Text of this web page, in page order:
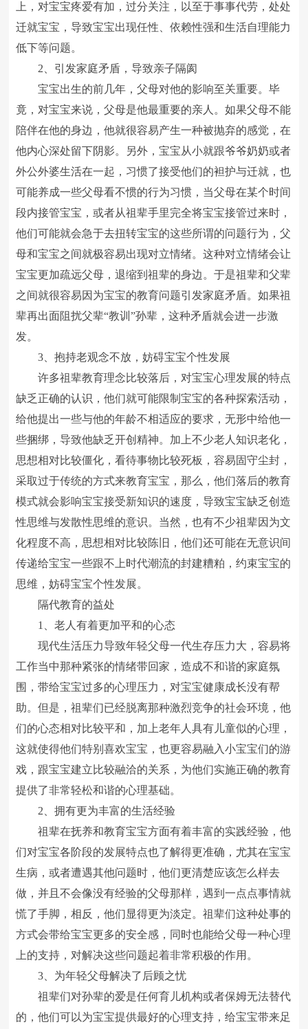
上，对宝宝疼爱有加，过分关注，以至于事事代劳，处处
迁就宝宝，导致宝宝出现任性、依赖性强和生活自理能力
低下等问题。
2、引发家庭矛盾，导致亲子隔阂
宝宝出生的前几年，父母对他的影响至关重要。毕
竟，对宝宝来说，父母是他最重要的亲人。如果父母不能
陪伴在他的身边，他就很容易产生一种被抛弃的感觉，在
他内心深处留下阴影。另外，宝宝从小就跟爷爷奶奶或者
外公外婆生活在一起，习惯了接受他们的袒护与迁就，也
可能养成一些父母看不惯的行为习惯，当父母在某个时间
段内接管宝宝，或者从祖辈手里完全将宝宝接管过来时，
他们可能就会急于去扭转宝宝的这些所谓的问题行为，父
母和宝宝之间就极容易出现对立情绪。这种对立情绪会让
宝宝更加疏远父母，退缩到祖辈的身边。于是祖辈和父辈
之间就很容易因为宝宝的教育问题引发家庭矛盾。如果祖
辈再出面阻扰父辈“教训”孙辈，这种矛盾就会进一步激
发。
3、抱持老观念不放，妨碍宝宝个性发展
许多祖辈教育理念比较落后，对宝宝心理发展的特点
缺乏正确的认识，他们就可能限制宝宝的各种探索活动，
给他提出一些与他的年龄不相适应的要求，无形中给他一
些捆绑，导致他缺乏开创精神。加上不少老人知识老化，
思想相对比较僵化，看待事物比较死板，容易固守尘封，
采取过于传统的方式来教育宝宝，那么，他们落后的教育
模式就会影响宝宝接受新知识的速度，导致宝宝缺乏创造
性思维与发散性思维的意识。当然，也有不少祖辈因为文
化程度不高，思想相对比较陈旧，他们还可能在无意识间
传递给宝宝一些跟不上时代潮流的封建糟粕，约束宝宝的
思维，妨碍宝宝个性发展。
隔代教育的益处
1、老人有着更加平和的心态
现代生活压力导致年轻父母一代生存压力大，容易将
工作当中那种紧张的情绪带回家，造成不和谐的家庭氛
围，带给宝宝过多的心理压力，对宝宝健康成长没有帮
助。但是，祖辈们已经脱离那种激烈竞争的社会环境，他
们的心态相对比较平和，加上老年人具有儿童似的心理，
这就使得他们特别喜欢宝宝，也更容易融入小宝宝们的游
戏，跟宝宝建立比较融洽的关系，为他们实施正确的教育
提供了非常轻松和谐的心理基础。
2、拥有更为丰富的生活经验
祖辈在抚养和教育宝宝方面有着丰富的实践经验，他
们对宝宝各阶段的发展特点也了解得更准确，尤其在宝宝
生病，或者遭遇其他问题时，他们更清楚应该怎么样去
做，并且不会像没有经验的父母那样，遇到一点点事情就
慌了手脚，相反，他们显得更为淡定。祖辈们这种处事的
方式会带给宝宝更多的安全感，同时也能给父母一种心理
上的支持，对解决这些问题起着非常积极的作用。
3、为年轻父母解决了后顾之忧
祖辈们对孙辈的爱是任何育儿机构或者保姆无法替代
的，他们可以为宝宝提供最好的心理支持，给宝宝带来足